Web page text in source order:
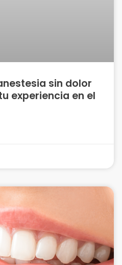
sin dolor
experiencia en el